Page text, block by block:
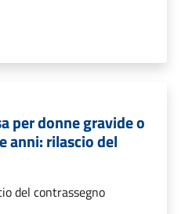
per donne gravide o
anni: rilascio del
del contrassegno